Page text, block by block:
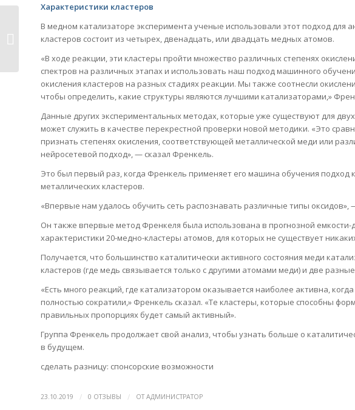
Характеристики кластеров
В медном катализаторе эксперимента ученые использовали этот подход для
кластеров состоит из четырех, двенадцать, или двадцать медных атомов.
«В ходе реакции, эти кластеры пройти множество различных степенях
спектров на различных этапах и использовать наш подход машинного
окисления кластеров на разных стадиях реакции. Мы также соотнесли
чтобы определить, какие структуры являются лучшими катализаторами,»
Данные других экспериментальных методах, которые уже существуют для
может служить в качестве перекрестной проверки новой методики. «Это
признать степенях окисления, соответствующей металлической меди или
нейросетевой подход», — сказал Френкель.
Это был первый раз, когда Френкель применяет его машина обучения подход
металлических кластеров.
«Впервые нам удалось обучить сеть распознавать различные типы оксидов»,
Он также впервые метод Френкеля была использована в прогнозной емкости-
характеристики 20-медно-кластеры атомов, для которых не существует
Получается, что большинство каталитически активного состояния меди
кластеров (где медь связывается только с другими атомами меди) и две
«Есть много реакций, где катализатором оказывается наиболее активна,
полностью сократили,» Френкель сказал. «Те кластеры, которые способны
правильных пропорциях будет самый активный».
Группа Френкель продолжает свой анализ, чтобы узнать больше о
в будущем.
сделать разницу: спонсорские возможности
23.10.2019 / 0 ОТЗЫВЫ / ОТАДМИНИСТРАТОР
Первый в мире успешный ум-
контролируемой...